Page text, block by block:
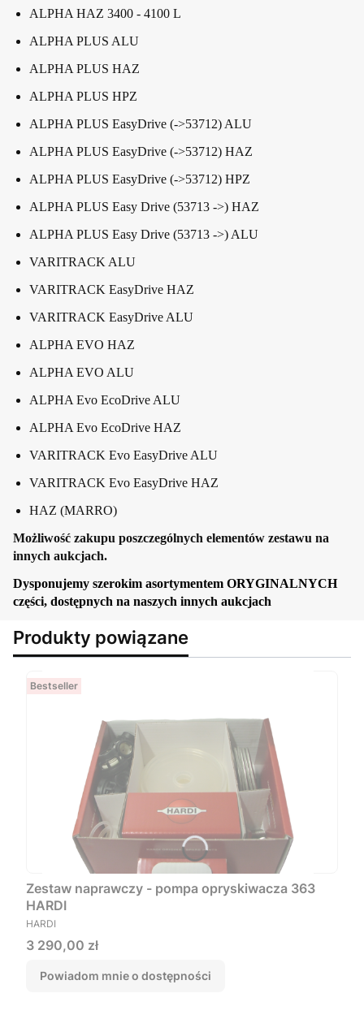
ALPHA HAZ 3400 - 4100 L
ALPHA PLUS ALU
ALPHA PLUS HAZ
ALPHA PLUS HPZ
ALPHA PLUS EasyDrive (->53712) ALU
ALPHA PLUS EasyDrive (->53712) HAZ
ALPHA PLUS EasyDrive (->53712) HPZ
ALPHA PLUS Easy Drive (53713 ->) HAZ
ALPHA PLUS Easy Drive (53713 ->) ALU
VARITRACK ALU
VARITRACK EasyDrive HAZ
VARITRACK EasyDrive ALU
ALPHA EVO HAZ
ALPHA EVO ALU
ALPHA Evo EcoDrive ALU
ALPHA Evo EcoDrive HAZ
VARITRACK Evo EasyDrive ALU
VARITRACK Evo EasyDrive HAZ
HAZ (MARRO)
Możliwość zakupu poszczególnych elementów zestawu na
innych aukcjach.
Dysponujemy szerokim asortymentem ORYGINALNYCH
części, dostępnych na naszych innych aukcjach
Produkty powiązane
Bestseller
Zestaw naprawczy - pompa opryskiwacza 363
HARDI
PRODUCENT
HARDI
Cena
3 290,00 zł
Powiadom mnie o dostępności